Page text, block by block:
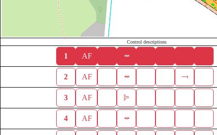
Control descriptions
1 AF
2 AF
3 AF
4 AF